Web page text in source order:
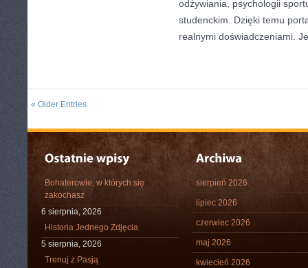
odżywiania, psychologii
studenckim. Dzięki temu
realnymi doświadczeniami.
« Older Entries
Bohaterowie, w których się
zakochasz
6 sierpnia, 2026
Historia Jednego Zdjęcia
5 sierpnia, 2026
Trenuj z Pasją
sierpień 2026
lipiec 2026
czerwiec 2026
maj 2026
kwiecień 2026